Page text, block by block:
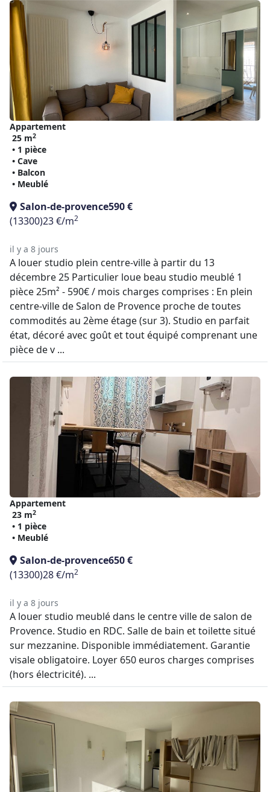
Appartement
25 m2
• 1 pièce
• Cave
• Balcon
• Meublé
Salon-de-provence590 €
(13300)23 €/m2
il y a 8 jours
A louer studio plein centre-ville à partir du 13
décembre 25 Particulier loue beau studio meublé 1
pièce 25m² - 590€ / mois charges comprises : En plein
centre-ville de Salon de Provence proche de toutes
commodités au 2ème étage (sur 3). Studio en parfait
état, décoré avec goût et tout équipé comprenant une
pièce de v ...
Appartement
23 m2
• 1 pièce
• Meublé
Salon-de-provence650 €
(13300)28 €/m2
il y a 8 jours
A louer studio meublé dans le centre ville de salon de
Provence. Studio en RDC. Salle de bain et toilette situé
sur mezzanine. Disponible immédiatement. Garantie
visale obligatoire. Loyer 650 euros charges comprises
(hors électricité). ...